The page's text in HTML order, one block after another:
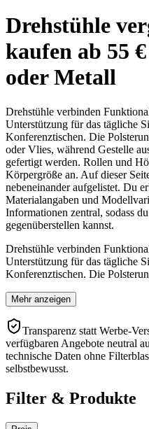
Drehstühle
kaufen ab 55
oder Metall
Drehstühle verbinden
Unterstützung für das tägliche
Konferenztischen. Die
oder Vlies, während Gestelle
gefertigt werden. Rollen und
Körpergröße an. Auf dieser
nebeneinander aufgelistet. Du
Materialangaben und
Informationen zentral, sodass
gegenüberstellen kannst.
Drehstühle verbinden
Unterstützung für das tägliche
Konferenztischen. Die
Mehr anzeigen
Transparenz statt Werbe-
verfügbaren Angebote neutral
technische Daten ohne
selbstbewusst.
Filter & Produkte